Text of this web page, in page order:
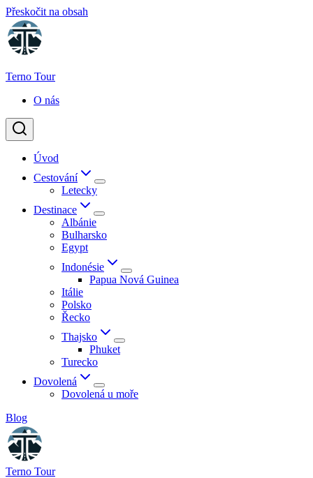
Přeskočit na obsah
Terno Tour
O nás
Úvod
Cestování
Letecky
Destinace
Albánie
Bulharsko
Egypt
Indonésie
Papua Nová Guinea
Itálie
Polsko
Řecko
Thajsko
Phuket
Turecko
Dovolená
Dovolená u moře
Blog
Terno Tour